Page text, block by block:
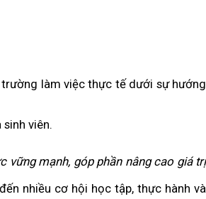
trường làm việc thực tế dưới sự hướng
viên.
vững mạnh, góp phần nâng cao giá trị
nhiều cơ hội học tập, thực hành và